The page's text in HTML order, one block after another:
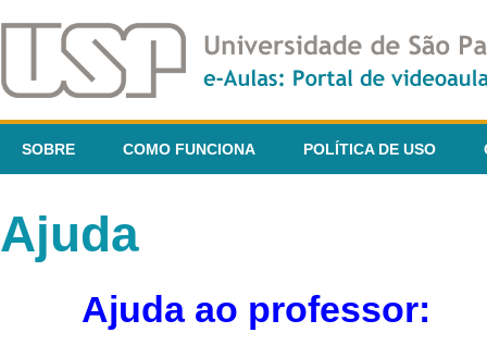
SOBRE COMO FUNCIONA POLÍTICA DE USO
Ajuda
Ajuda ao professor: